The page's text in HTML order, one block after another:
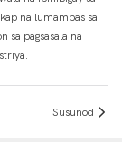
na lumampas sa
sa pagsasala na
Susunod